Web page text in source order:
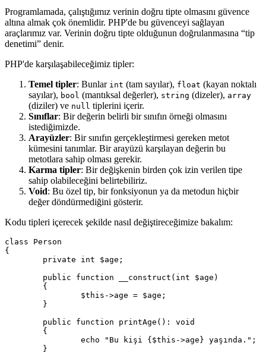
Programlamada, çalıştığımız verinin doğru tipte olmasını güvence
altına almak çok önemlidir. PHP'de bu güvenceyi sağlayan
araçlarımız var. Verinin doğru tipte olduğunun doğrulanmasına “tip
denetimi” denir.
PHP'de karşılaşabileceğimiz tipler:
Temel tipler: Bunlar int (tam sayılar), float (kayan noktalı
sayılar), bool (mantıksal değerler), string (dizeler), array
(diziler) ve null tiplerini içerir.
Sınıflar: Bir değerin belirli bir sınıfın örneği olmasını
istediğimizde.
Arayüzler: Bir sınıfın gerçekleştirmesi gereken metot
kümesini tanımlar. Bir arayüzü karşılayan değerin bu
metotlara sahip olması gerekir.
Karma tipler: Bir değişkenin birden çok izin verilen tipe
sahip olabileceğini belirtebiliriz.
Void: Bu özel tip, bir fonksiyonun ya da metodun hiçbir
değer döndürmediğini gösterir.
Kodu tipleri içerecek şekilde nasıl değiştireceğimize bakalım:
class Person
{